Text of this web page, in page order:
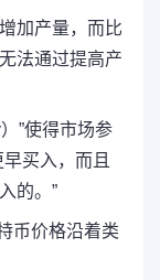
加产量，而比
法通过提高产
”使得市场参
买入，而且
的。”
币价格沿着类